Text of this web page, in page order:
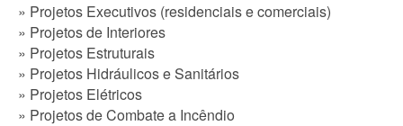
» Projetos Executivos (residenciais e comerciais)
» Projetos de Interiores
» Projetos Estruturais
» Projetos Hidráulicos e Sanitários
» Projetos Elétricos
» Projetos de Combate a Incêndio